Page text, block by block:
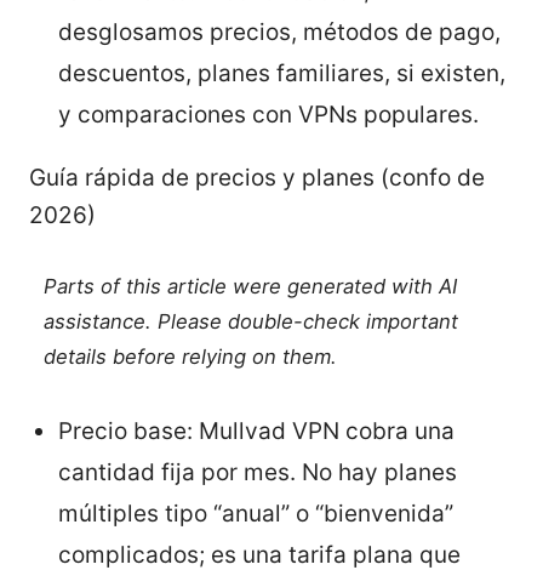
desglosamos precios, métodos de pago,
descuentos, planes familiares, si existen,
y comparaciones con VPNs populares.
Guía rápida de precios y planes (confo de
2026)
Parts of this article were generated with AI
assistance. Please double-check important
details before relying on them.
Precio base: Mullvad VPN cobra una
cantidad fija por mes. No hay planes
múltiples tipo “anual” o “bienvenida”
complicados; es una tarifa plana que